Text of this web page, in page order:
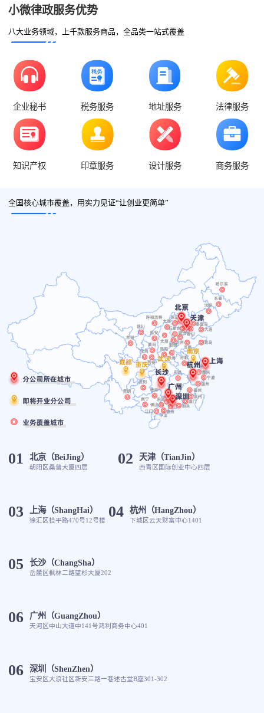
小微律政服务优势
八大业务领域，上千款服务商品，全品类一站式覆盖
企业秘书 税务服务 地址服务 法律服务
知识产权 印章服务 设计服务 商务服务
全国核心城市覆盖，用实力见证“让创业更简单”
01 北京（BeiJing）
朝阳区桑普大厦四层 02 天津（TianJin）
西青区国际创业中心四层
03 上海（ShangHai）
徐汇区桂平路470号12号楼 04 杭州（HangZhou）
下城区云天财富中心1401
05 长沙（ChangSha）
岳麓区枫林二路蓝杉大厦202
06 广州（GuangZhou）
天河区中山大道中141号鸿利商务中心401
06 深圳（ShenZhen）
宝安区大浪社区新安三路一巷述古堂B座301-302